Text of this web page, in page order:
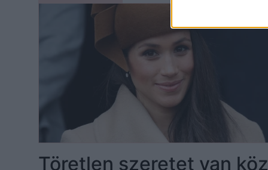
Töretlen szeretet van